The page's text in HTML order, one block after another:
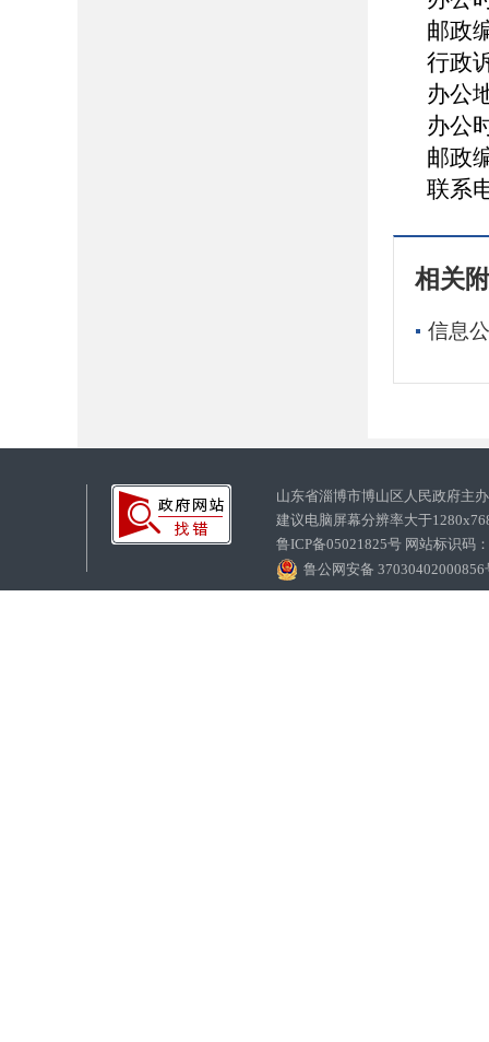
邮政
行政
办公
办公
邮政
联系
相关
信息
山东省淄博市博山区人民政府
建议电脑屏幕分辨率大于
鲁ICP备05021825号 网站标识码
鲁公网安备 37030402000856